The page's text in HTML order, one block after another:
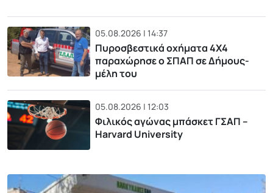
05.08.2026 | 14:37
Πυροσβεστικά οχήματα 4Χ4
παραχώρησε ο ΣΠΑΠ σε Δήμους-
μέλη του
05.08.2026 | 12:03
Φιλικός αγώνας μπάσκετ ΓΣΑΠ –
Harvard University